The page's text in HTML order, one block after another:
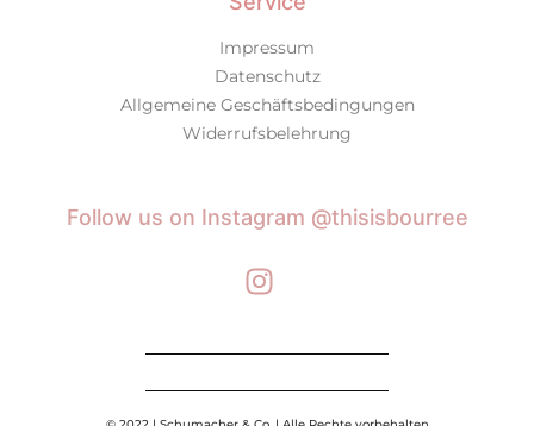
Impressum
Datenschutz
Allgemeine Geschäftsbedingungen
Widerrufsbelehrung
Follow us on Instagram @thisisbourree